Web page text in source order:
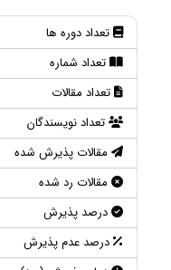
تعداد دوره ها
تعداد شماره
تعداد مقالات
تعداد نویسندگان
مقالات پذیرش شده
مقالات رد شده
درصد پذیرش
درصد عدم پذیرش